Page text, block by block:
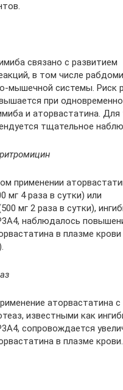
связано с развитием
в том числе
мышечной системы. Риск
при
и аторвастатина. Для
тщательное
применении
мг 4 раза в сутки) или
мг 2 раза в сутки),
наблюдалось
в плазме
аторвастатина с
известными как
сопровождается
в плазме крови.